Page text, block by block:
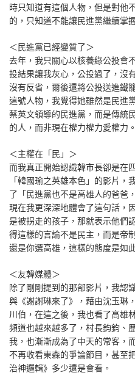
時只知道有這個人物，但是對他
的，只知道不能讓民進黨繼續掌
＜民進黨已經變質了＞
去年，我只關心以核養綠公投會
投結果讓我灰心，公投過了，沒
沒有反省，爾後還將公投送進鐵
這號人物，我覺得她雖然是民進
蔡英文領導的民進黨，而是傳統
的人，而非現在權力權力愛權力。
＜主權在「民」＞
而我真正開始認識韓市長卻是在
「韓國瑜之英雄本色」的影片
了「民進黨也不是高雄人的爸爸
現在我更深深地體會了這句話，
是被拐走的孩子，那就表示他們
得這樣的言論不是民主，而是帝
還是你選高雄，這樣的態度是如
＜友韓媒體＞
除了剛剛提到的那部影片，我認
與《謝謝琳來了》，藉由沈玉琳
川伯，在這之後，我也看了高雄
頻道也越來越多了，村長鈞鈞、
我，也漸漸成為了中天的常客，
不再收看東森的爭論節目，甚至
治神邏輯》多少還是會看。